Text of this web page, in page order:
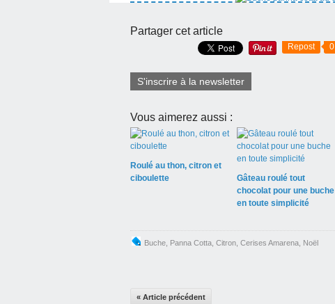
Partager cet article
Repost 0
S'inscrire à la newsletter
Vous aimerez aussi :
Roulé au thon, citron et
ciboulette
Gâteau roulé tout
chocolat pour une buche
en toute simplicité
Buche Panna Cotta Citron Cerises Amarena Noël
« Article précédent